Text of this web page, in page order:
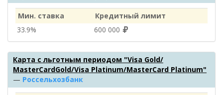
Мин. ставка
Кредитный лимит
33.9%
600 000
Карта с льготным периодом "Visa Gold/
MasterCardGold/Visa Platinum/MasterCard Platinum"
— Россельхозбанк